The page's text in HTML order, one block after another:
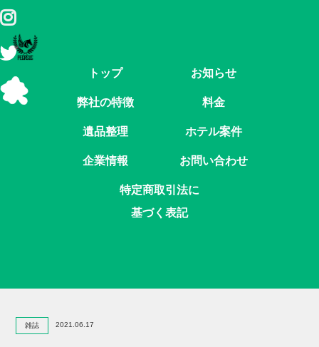
トップ お知らせ
弊社の特徴 料金
遺品整理 ホテル案件
企業情報 お問い合わせ
特定商取引法に
基づく表記
雑誌 2021.06.17